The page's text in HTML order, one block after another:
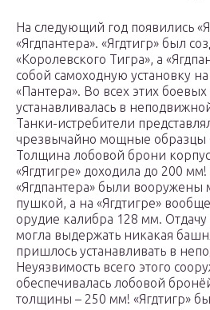
На следующий год появились
«Ягдпантера». «Ягдтигр» был
«Королевского Тигра», а
собой самоходную установку
«Пантера». Во всех этих
устанавливалась в
Танки-истребители
чрезвычайно мощные образцы
Толщина лобовой брони
«Ягдтигре» доходила до 200
«Ягдпантера» были
пушкой, а на «Ягдтигре»
орудие калибра 128 мм.
могла выдержать никакая
пришлось устанавливать в
Неуязвимость всего этого
обеспечивалась лобовой
толщины – 250 мм! «Ягдтигр»